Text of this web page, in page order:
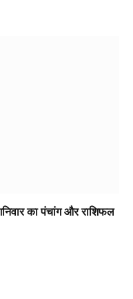
का पंचांग और राशिफल